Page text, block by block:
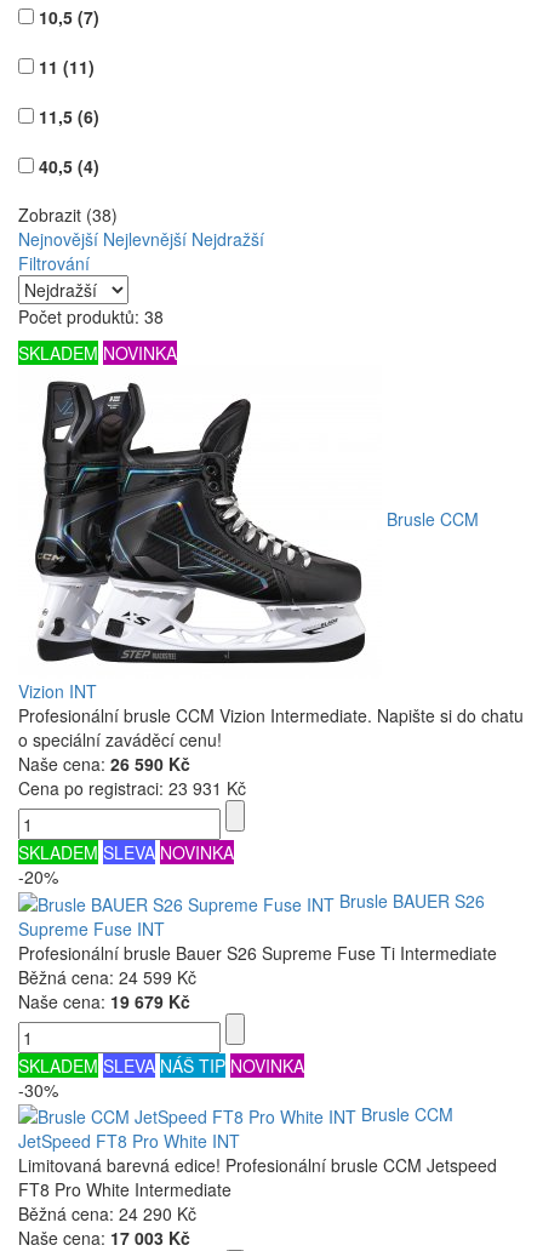
10,5 (7)
11 (11)
11,5 (6)
40,5 (4)
Zobrazit (38)
Nejnovější Nejlevnější Nejdražší
Filtrování
Počet produktů: 38
SKLADEM NOVINKA
Brusle CCM
Vizion INT
Profesionální brusle CCM Vizion Intermediate. Napište si do chatu
o speciální zaváděcí cenu!
Naše cena: 26 590 Kč
Cena po registraci: 23 931 Kč
SKLADEM SLEVA NOVINKA
-20%
Brusle BAUER S26
Supreme Fuse INT
Profesionální brusle Bauer S26 Supreme Fuse Ti Intermediate
Běžná cena: 24 599 Kč
Naše cena: 19 679 Kč
SKLADEM SLEVA NÁŠ TIP NOVINKA
-30%
Brusle CCM
JetSpeed FT8 Pro White INT
Limitovaná barevná edice! Profesionální brusle CCM Jetspeed
FT8 Pro White Intermediate
Běžná cena: 24 290 Kč
Naše cena: 17 003 Kč